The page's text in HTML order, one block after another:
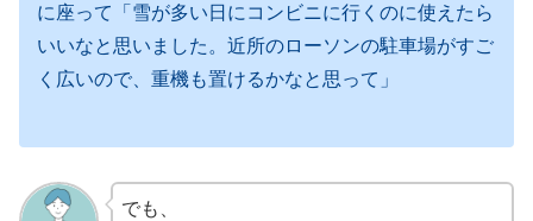
に座って「雪が多い日にコンビニに行くのに使えたら
いいなと思いました。近所のローソンの駐車場がすご
く広いので、重機も置けるかなと思って」
でも、